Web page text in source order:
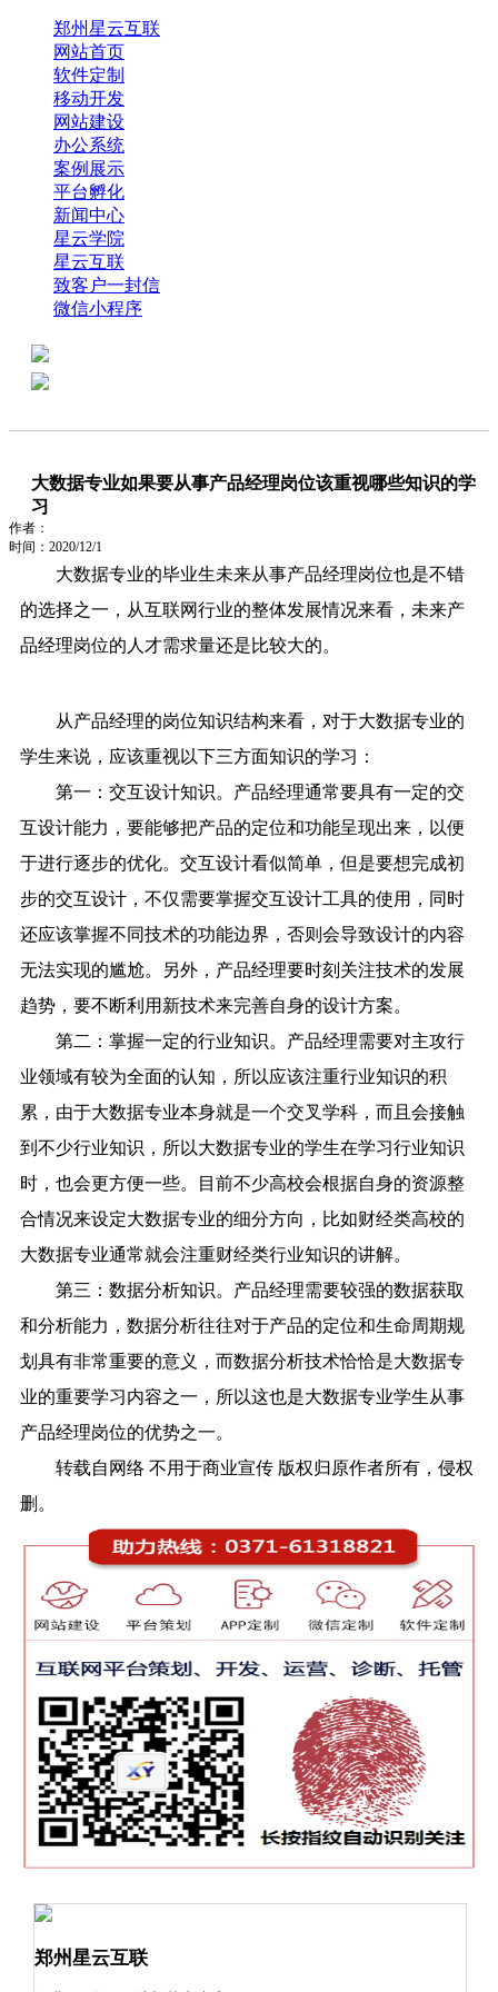
郑州星云互联
网站首页
软件定制
移动开发
网站建设
办公系统
案例展示
平台孵化
新闻中心
星云学院
星云互联
致客户一封信
微信小程序
大数据专业如果要从事产品经理岗位该重视哪些知识的学
习
作者：
时间：2020/12/1
大数据专业的毕业生未来从事产品经理岗位也是不错
的选择之一，从互联网行业的整体发展情况来看，未来产
品经理岗位的人才需求量还是比较大的。
从产品经理的岗位知识结构来看，对于大数据专业的
学生来说，应该重视以下三方面知识的学习：
第一：交互设计知识。产品经理通常要具有一定的交
互设计能力，要能够把产品的定位和功能呈现出来，以便
于进行逐步的优化。交互设计看似简单，但是要想完成初
步的交互设计，不仅需要掌握交互设计工具的使用，同时
还应该掌握不同技术的功能边界，否则会导致设计的内容
无法实现的尴尬。另外，产品经理要时刻关注技术的发展
趋势，要不断利用新技术来完善自身的设计方案。
第二：掌握一定的行业知识。产品经理需要对主攻行
业领域有较为全面的认知，所以应该注重行业知识的积
累，由于大数据专业本身就是一个交叉学科，而且会接触
到不少行业知识，所以大数据专业的学生在学习行业知识
时，也会更方便一些。目前不少高校会根据自身的资源整
合情况来设定大数据专业的细分方向，比如财经类高校的
大数据专业通常就会注重财经类行业知识的讲解。
第三：数据分析知识。产品经理需要较强的数据获取
和分析能力，数据分析往往对于产品的定位和生命周期规
划具有非常重要的意义，而数据分析技术恰恰是大数据专
业的重要学习内容之一，所以这也是大数据专业学生从事
产品经理岗位的优势之一。
转载自网络 不用于商业宣传 版权归原作者所有，侵权
删。
郑州星云互联